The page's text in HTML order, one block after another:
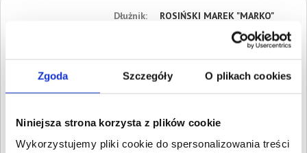
Zgoda Szczegóły O plikach cookies
Niniejsza strona korzysta z plików cookie
Wykorzystujemy pliki cookie do spersonalizowania treści
Dłużnik:
ROSIŃSKI MAREK "MARKO"
Śląskie
Data wymagalności:
grudnia 2018